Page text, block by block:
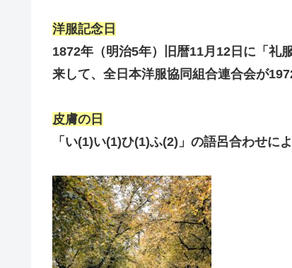
洋服記念日
1872年（明治5年）旧暦11月12日に「礼
来して、全日本洋服協同組合連合会が
皮膚の日
「い(1)い(1)ひ(1)ふ(2)」の語呂合わせに